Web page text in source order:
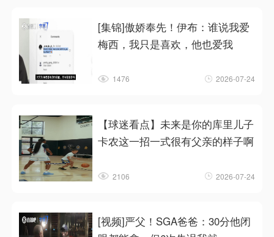
[集锦]傲娇奉先！伊布：谁说我爱
梅西，我只是喜欢，他也爱我
1476 2026-07-24
【球迷看点】未来是你的库里儿子
卡农这一招一式很有父亲的样子啊
2106 2026-07-24
[视频]严父！SGA爸爸：30分他闭